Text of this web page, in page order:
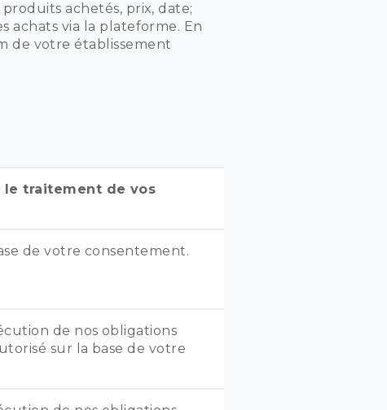
achetés, prix, date;
achats via la plateforme. En
de votre établissement
traitement de vos
de votre consentement.
de nos obligations
sur la base de votre